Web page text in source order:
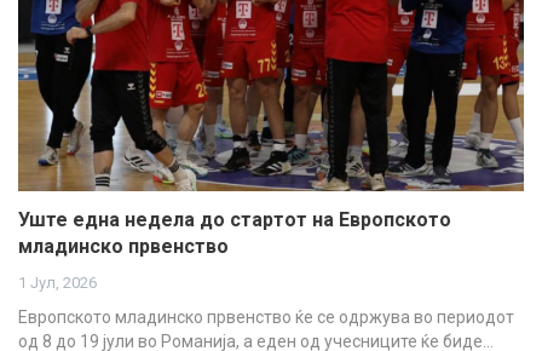
Уште една недела до стартот на Европското
младинско првенство
1 Јул, 2026
Европското младинско првенство ќе се одржува во периодот
од 8 до 19 јули во Романија, а еден од учесниците ќе биде…